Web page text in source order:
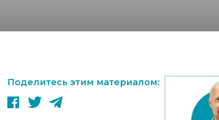
Поделитесь этим материалом: